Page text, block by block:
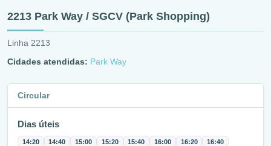
2213 Park Way / SGCV (Park Shopping)
Linha 2213
Cidades atendidas: Park Way
Circular
Dias úteis
14:20 14:40 15:00 15:20 15:40 16:00 16:20
16:40